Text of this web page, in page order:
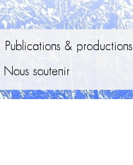
Publications & productions
Nous soutenir